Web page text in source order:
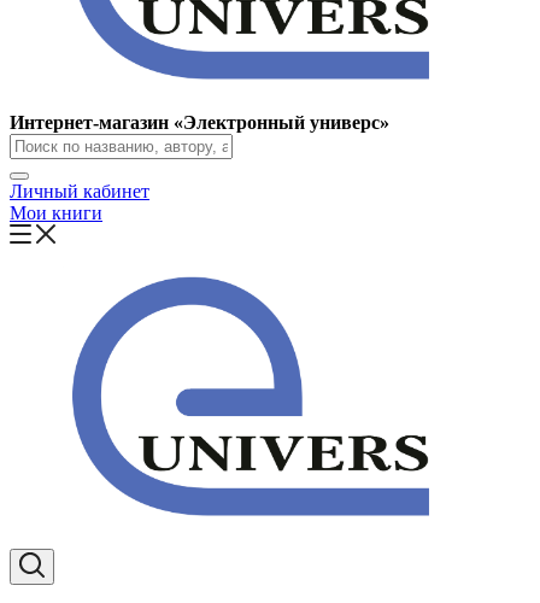
Интернет-магазин «Электронный универс»
Личный кабинет
Мои книги